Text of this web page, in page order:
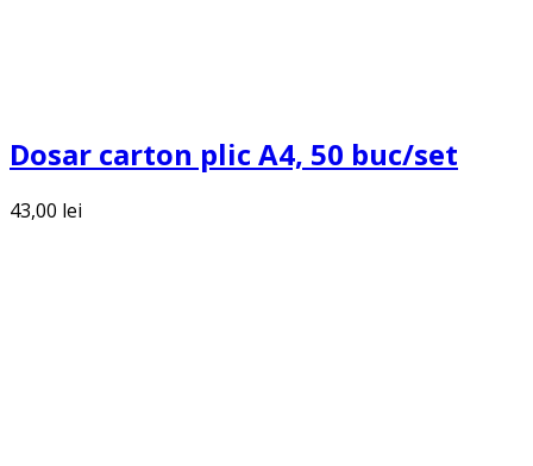
Dosar carton plic A4, 50 buc/set
43,00 lei